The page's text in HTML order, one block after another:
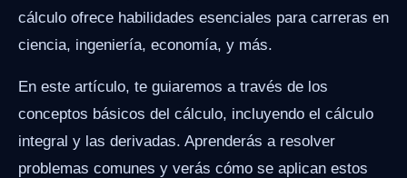
cálculo ofrece habilidades esenciales para carreras en
ciencia, ingeniería, economía, y más.
En este artículo, te guiaremos a través de los
conceptos básicos del cálculo, incluyendo el cálculo
integral y las derivadas. Aprenderás a resolver
problemas comunes y verás cómo se aplican estos